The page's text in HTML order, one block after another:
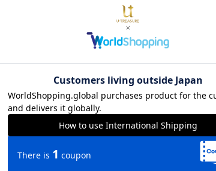
レビュー